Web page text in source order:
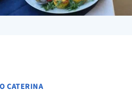
CATERINA